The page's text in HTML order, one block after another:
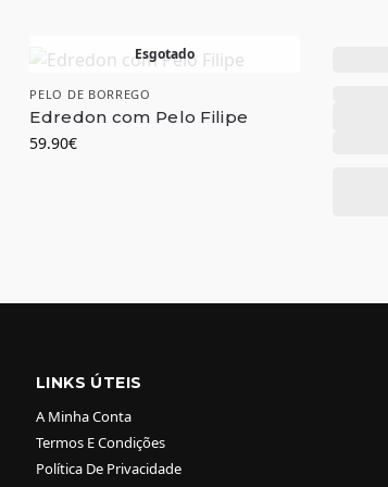
Esgotado
PELO DE BORREGO
Edredon com Pelo Filipe
59.90€
LINKS ÚTEIS
A Minha Conta
Termos E Condições
Política De Privacidade